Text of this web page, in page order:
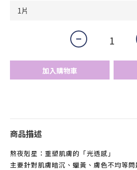
加入購物車
商品描述
熬夜剋星：重塑肌膚的「光透感」
主要針對肌膚暗沉、蠟黃、膚色不均等